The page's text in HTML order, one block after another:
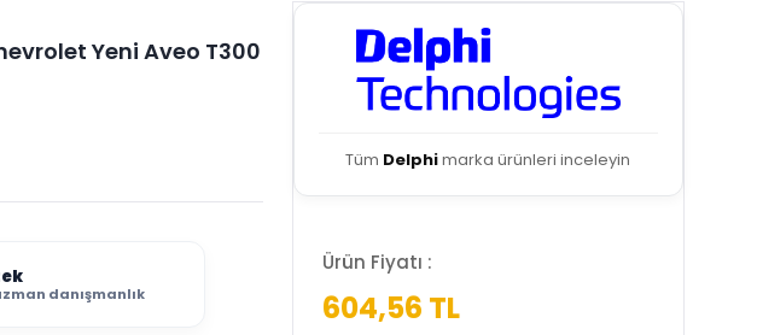
Yeni Aveo T300
danışmanlık
Tüm Delphimarka ürünleri inceleyin
Ürün Fiyatı :
604,56 TL